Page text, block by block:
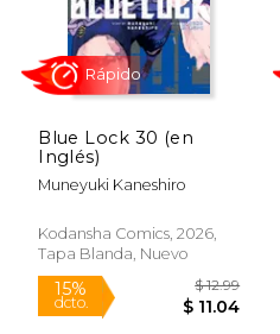
Blue Lock 30 (en
Inglés)
Muneyuki Kaneshiro
Kodansha Comics, 2026,
Tapa Blanda, Nuevo